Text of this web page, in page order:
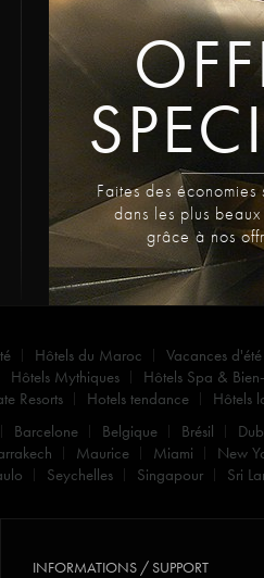
Faites des économies
dans les plus
grâce à nos
Hôtels du Maroc Vacances
Hôtels Mythiques Hôtels Spa &
Resorts Hotels tendance Hôtels
Barcelone Belgique Brésil
Maurice Miami New
Seychelles Singapour Sri
INFORMATIONS / SUPPORT